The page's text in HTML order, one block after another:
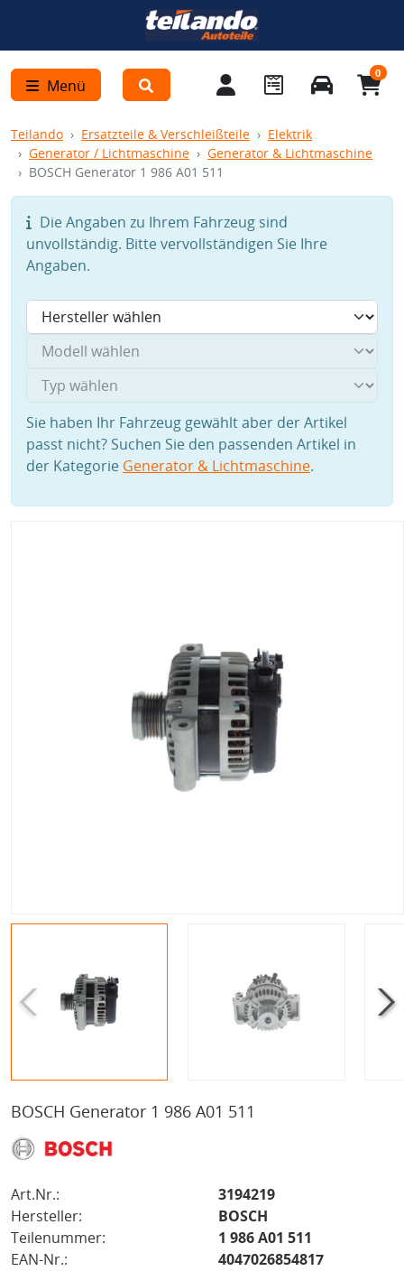
Menü
0
Teilando Ersatzteile & Verschleißteile
Elektrik
Generator / Lichtmaschine
Generator & Lichtmaschine
BOSCH Generator 1 986 A01 511
Die Angaben zu Ihrem Fahrzeug sind
unvollständig. Bitte vervollständigen Sie Ihre
Angaben.
Sie haben Ihr Fahrzeug gewählt aber der Artikel
passt nicht? Suchen Sie den passenden Artikel in
der Kategorie Generator & Lichtmaschine.
BOSCH Generator 1 986 A01 511
Art.Nr.:
3194219
Hersteller:
BOSCH
Teilenummer:
1 986 A01 511
EAN-Nr.:
4047026854817